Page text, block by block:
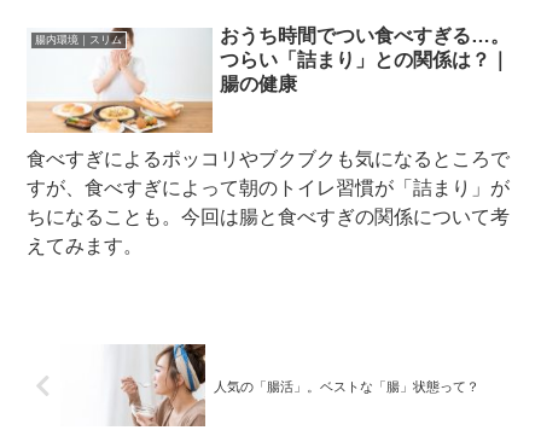
腸内環境｜スリム
おうち時間でつい食べすぎる…。
つらい「詰まり」との関係は？｜
腸の健康
食べすぎによるポッコリやブクブクも気になるところで
すが、食べすぎによって朝のトイレ習慣が「詰まり」が
ちになることも。今回は腸と食べすぎの関係について考
えてみます。
人気の「腸活」。ベストな「腸」状態って？